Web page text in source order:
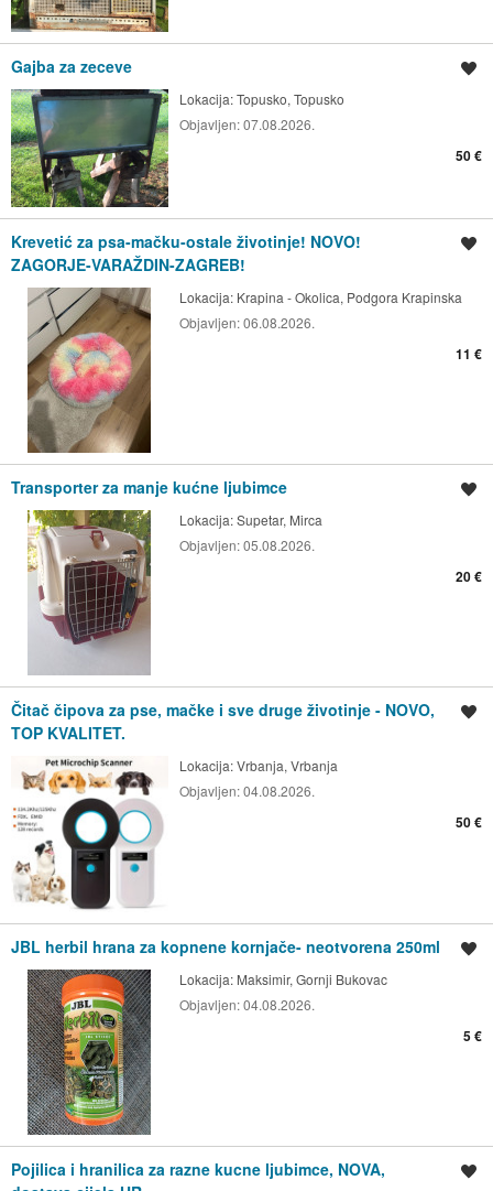
Gajba za zeceve
Lokacija:Topusko, Topusko
Objavljen:07.08.2026.
50 €
Krevetić za psa-mačku-ostale životinje! NOVO!
ZAGORJE-VARAŽDIN-ZAGREB!
Lokacija: Krapina - Okolica, Podgora Krapinska
Objavljen:06.08.2026.
11 €
Transporter za manje kućne ljubimce
Lokacija:Supetar, Mirca
Objavljen:05.08.2026.
20 €
Čitač čipova za pse, mačke i sve druge životinje - NOVO,
TOP KVALITET.
Lokacija:Vrbanja, Vrbanja
Objavljen:04.08.2026.
50 €
JBL herbil hrana za kopnene kornjače- neotvorena 250ml
Lokacija: Maksimir, Gornji Bukovac
Objavljen:04.08.2026.
5 €
Pojilica i hranilica za razne kucne ljubimce, NOVA,